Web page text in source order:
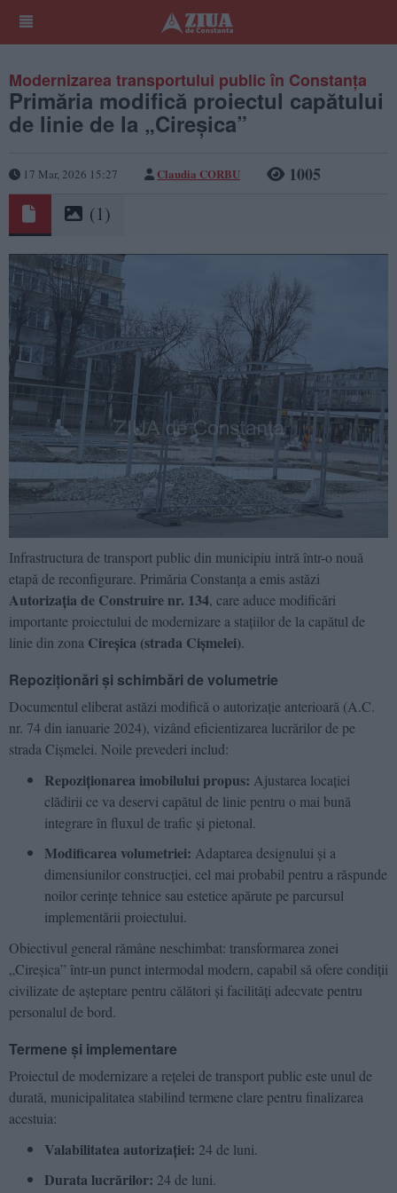
Modernizarea transportului public în Constanța
Primăria modifică proiectul capătului
de linie de la „Cireșica”
17 Mar, 2026 15:27 Claudia CORBU 1005
(1)
Infrastructura de transport public din municipiu intră într-o nouă
etapă de reconfigurare. Primăria Constanța a emis astăzi
Autorizația de Construire nr. 134, care aduce modificări
importante proiectului de modernizare a stațiilor de la capătul de
linie din zona Cireșica (strada Cișmelei).
Repoziționări și schimbări de volumetrie
Documentul eliberat astăzi modifică o autorizație anterioară (A.C.
nr. 74 din ianuarie 2024), vizând eficientizarea lucrărilor de pe
strada Cișmelei. Noile prevederi includ:
Repoziționarea imobilului propus: Ajustarea locației
clădirii ce va deservi capătul de linie pentru o mai bună
integrare în fluxul de trafic și pietonal.
Modificarea volumetriei: Adaptarea designului și a
dimensiunilor construcției, cel mai probabil pentru a răspunde
noilor cerințe tehnice sau estetice apărute pe parcursul
implementării proiectului.
Obiectivul general rămâne neschimbat: transformarea zonei
„Cireșica” într-un punct intermodal modern, capabil să ofere condiții
civilizate de așteptare pentru călători și facilități adecvate pentru
personalul de bord.
Termene și implementare
Proiectul de modernizare a rețelei de transport public este unul de
durată, municipalitatea stabilind termene clare pentru finalizarea
acestuia:
Valabilitatea autorizației: 24 de luni.
Durata lucrărilor: 24 de luni.